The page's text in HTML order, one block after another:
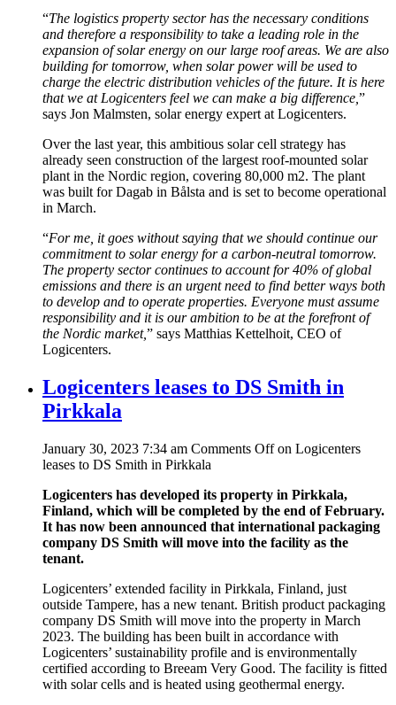
“The logistics property sector has the necessary conditions
and therefore a responsibility to take a leading role in the
expansion of solar energy on our large roof areas. We are also
building for tomorrow, when solar power will be used to
charge the electric distribution vehicles of the future. It is here
that we at Logicenters feel we can make a big difference, ”
says Jon Malmsten, solar energy expert at Logicenters.
Over the last year, this ambitious solar cell strategy has
already seen construction of the largest roof-mounted solar
plant in the Nordic region, covering 80,000 m2. The plant
was built for Dagab in Bålsta and is set to become operational
in March.
“For me, it goes without saying that we should continue our
commitment to solar energy for a carbon-neutral tomorrow.
The property sector continues to account for 40% of global
emissions and there is an urgent need to find better ways both
to develop and to operate properties. Everyone must assume
responsibility and it is our ambition to be at the forefront of
the Nordic market,” says Matthias Kettelhoit, CEO of
Logicenters.
Logicenters leases to DS Smith in
Pirkkala
January 30, 2023 7:34 am Comments Offon Logicenters
leases to DS Smith in Pirkkala
Logicenters has developed its property in Pirkkala,
Finland, which will be completed by the end of February.
It has now been announced that international packaging
company DS Smith will move into the facility as the
tenant.
Logicenters’ extended facility in Pirkkala, Finland, just
outside Tampere, has a new tenant. British product packaging
company DS Smith will move into the property in March
2023. The building has been built in accordance with
Logicenters’ sustainability profile and is environmentally
certified according to Breeam Very Good. The facility is fitted
with solar cells and is heated using geothermal energy.